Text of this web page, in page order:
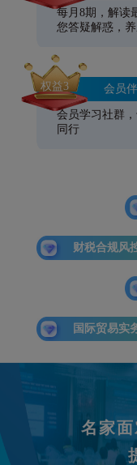
每月8期，解读
您答疑解惑，
会员
权益3
会员学习社群
同行
财税合规风
国际贸易实
名家